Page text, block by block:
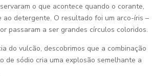
o que acontece quando o corante,
ao detergente. O resultado foi um arco-íris –
passaram a ser grandes círculos coloridos.
do vulcão, descobrimos que a combinação
de sódio cria uma explosão semelhante a